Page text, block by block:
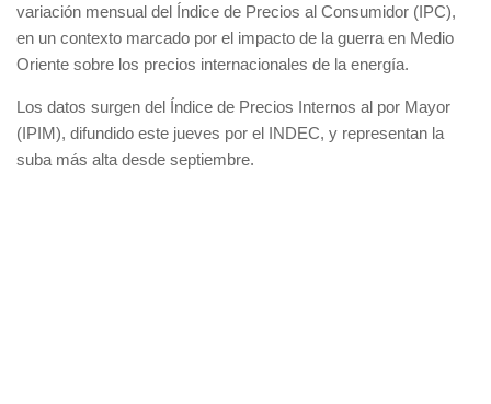
variación mensual del Índice de Precios al Consumidor (IPC),
en un contexto marcado por el impacto de la guerra en Medio
Oriente sobre los precios internacionales de la energía.
Los datos surgen del Índice de Precios Internos al por Mayor
(IPIM), difundido este jueves por el INDEC, y representan la
suba más alta desde septiembre.